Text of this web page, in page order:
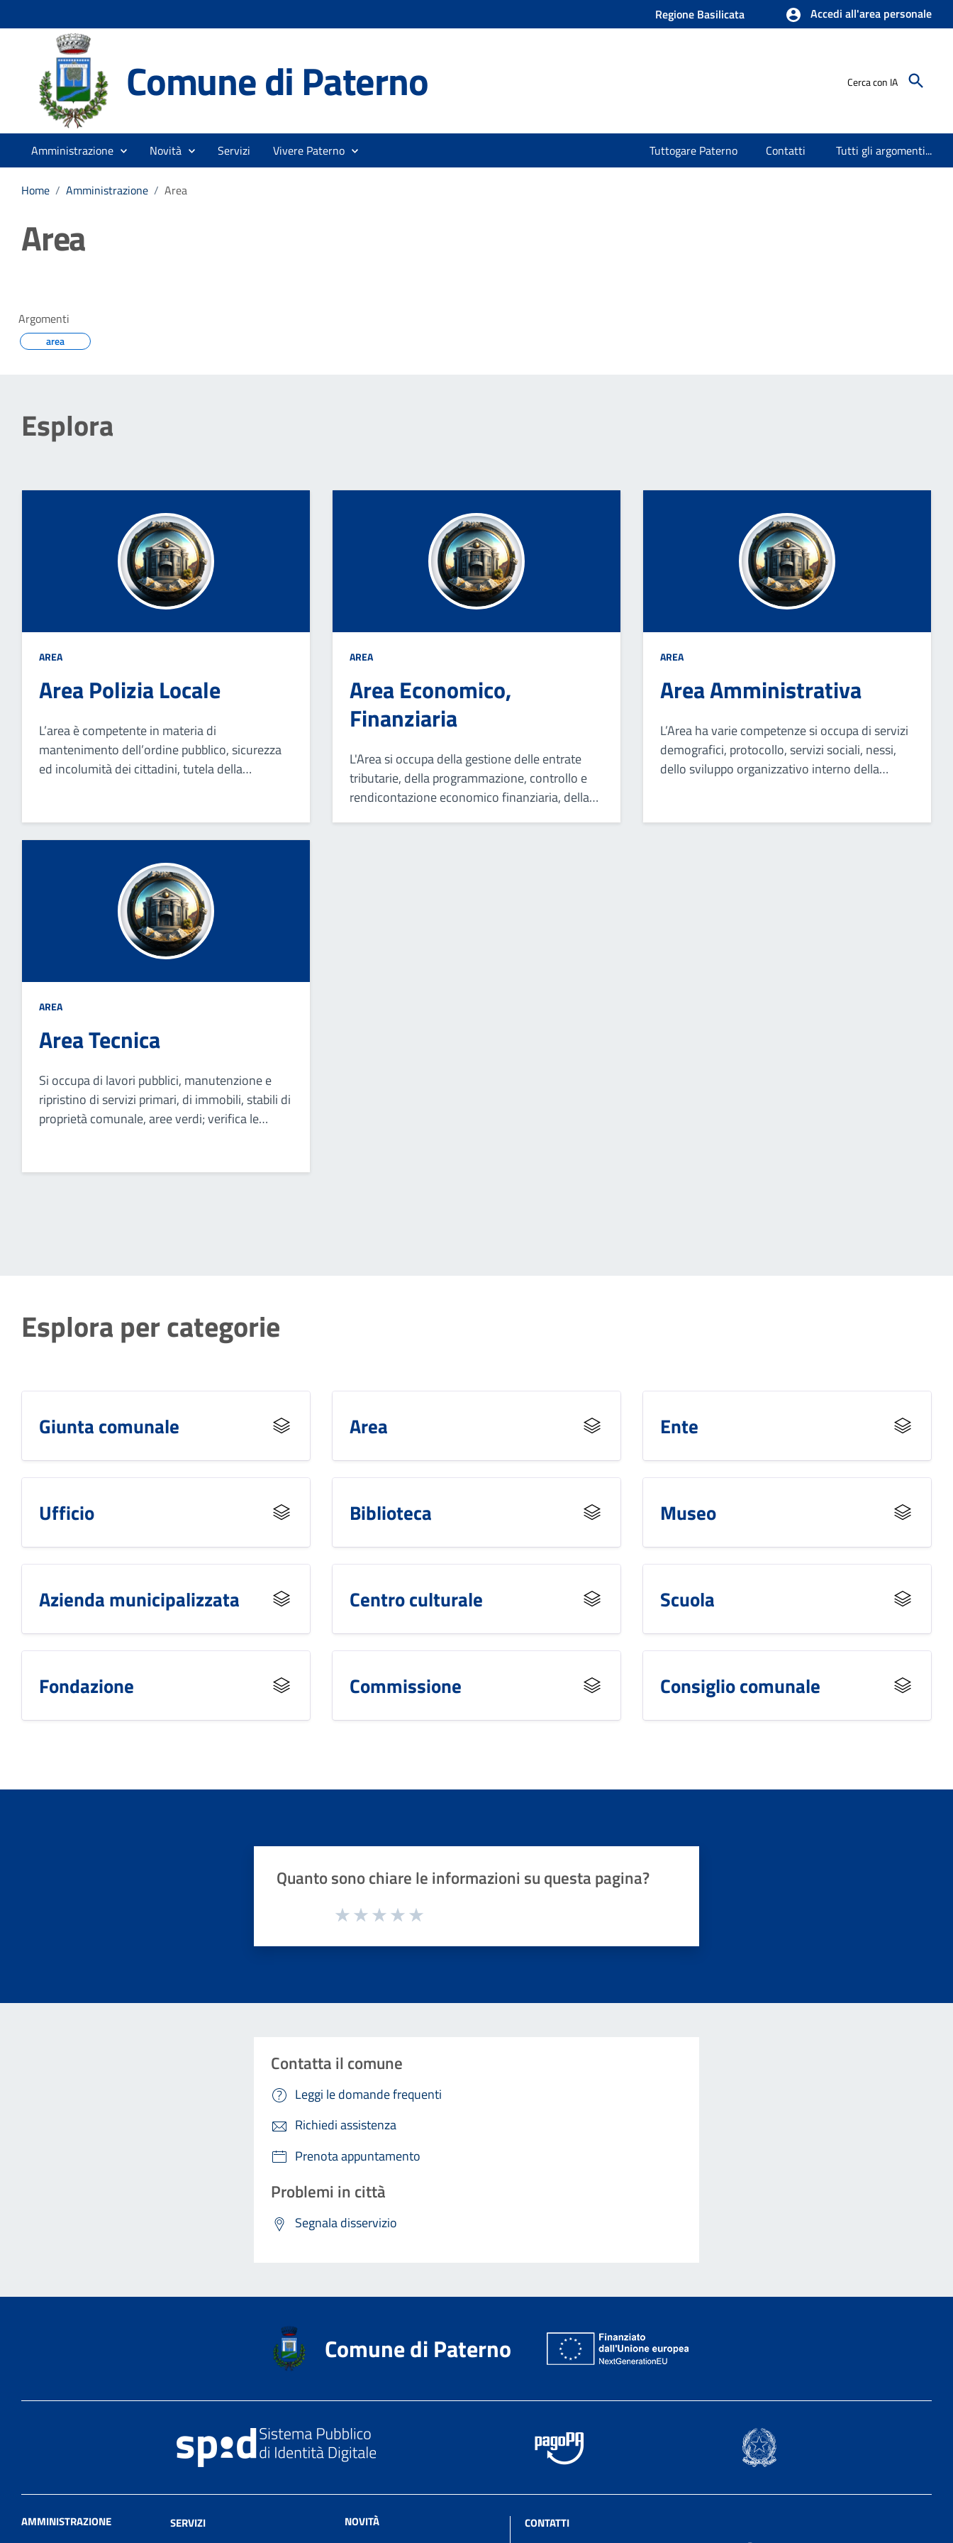
Regione Basilicata Accedi all'area personale
Comune di Paterno Cerca con IA
Amministrazione Novità Servizi Vivere Paterno Tuttogare Paterno Contatti Tutti gli argomenti...
Home / Amministrazione / Area
Area
Argomenti
area
Esplora
AREA
Area Polizia Locale
L’area è competente in materia di
mantenimento dell’ordine pubblico, sicurezza
ed incolumità dei cittadini, tutela della
commerciale e giudiziaria.
AREA
Area Economico,
Finanziaria
L'Area si occupa della gestione delle entrate
tributarie, della programmazione, controllo e
rendicontazione economico finanziaria, della
AREA
Area Amministrativa
L’Area ha varie competenze si occupa di servizi
demografici, protocollo, servizi sociali, nessi,
dello sviluppo organizzativo interno della
AREA
Area Tecnica
Si occupa di lavori pubblici, manutenzione e
ripristino di servizi primari, di immobili, stabili di
proprietà comunale, aree verdi; verifica le
quelle esistenti.
Esplora per categorie
Giunta comunale Area Ente
Ufficio Biblioteca Museo
Azienda municipalizzata Centro culturale Scuola
Fondazione Commissione Consiglio comunale
Quanto sono chiare le informazioni su questa pagina?
Valuta da 1 a 5 stelle la pagina
Contatta il comune
Leggi le domande frequenti
Richiedi assistenza
Prenota appuntamento
Problemi in città
Segnala disservizio
Comune di Paterno
AMMINISTRAZIONE
SERVIZI
NOVITÀ
CONTATTI